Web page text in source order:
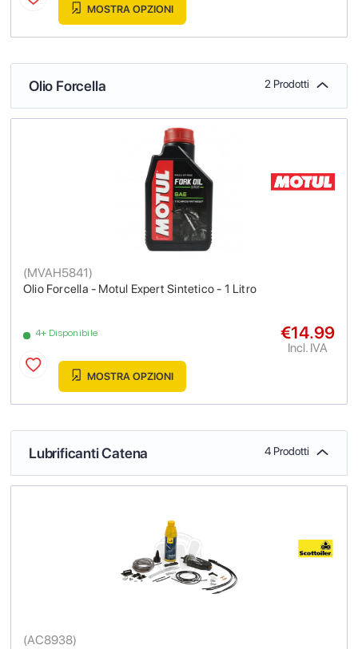
MOSTRA OPZIONI
Olio Forcella 2 Prodotti
Olio Forcella - Motul Expert Sintetico - 1 Litro
(MVAH5841)
4+ Disponibile €14.99
Incl. IVA
MOSTRA OPZIONI
Lubrificanti Catena 4 Prodotti
(AC8938)